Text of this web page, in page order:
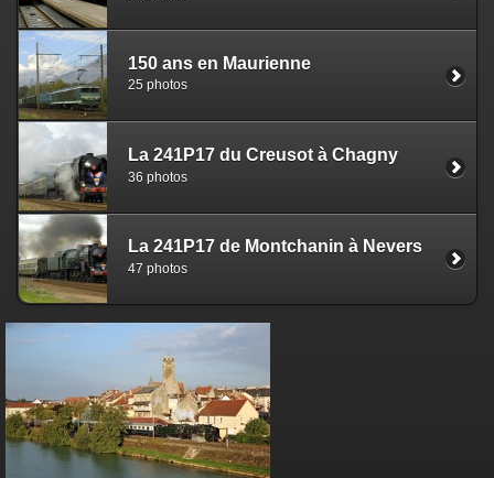
150 ans en Maurienne
25 photos
La 241P17 du Creusot à Chagny
36 photos
La 241P17 de Montchanin à Nevers
47 photos